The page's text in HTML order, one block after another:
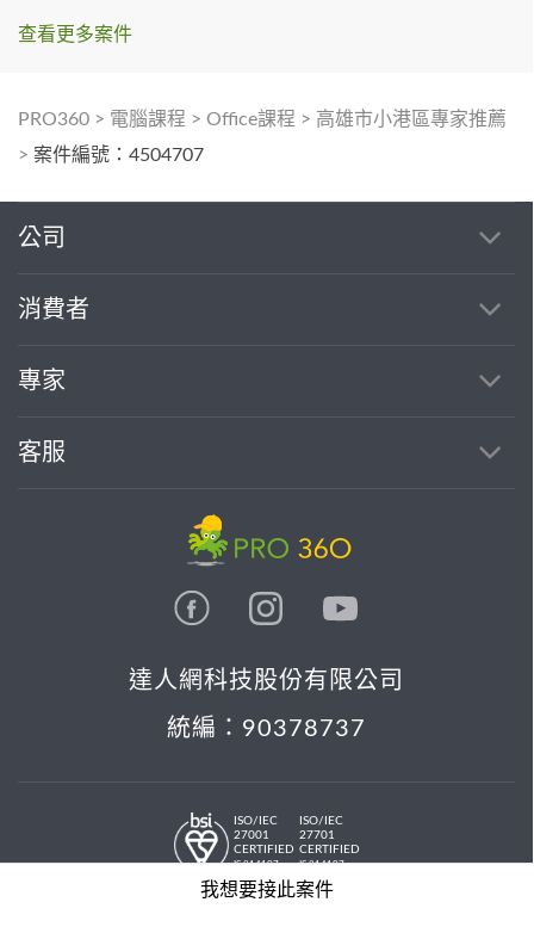
查看更多案件
PRO360 > 電腦課程 > Office課程 > 高雄市小港區專家推薦
> 案件編號：4504707
我想要接此案件
公司
消費者
專家
客服
達人網科技股份有限公司
統編：90378737
ISO/IEC
27001
CERTIFIED
IS 814197
ISO/IEC
27701
CERTIFIED
IS 814197
© 2026 PRO36O. All rights reserved.